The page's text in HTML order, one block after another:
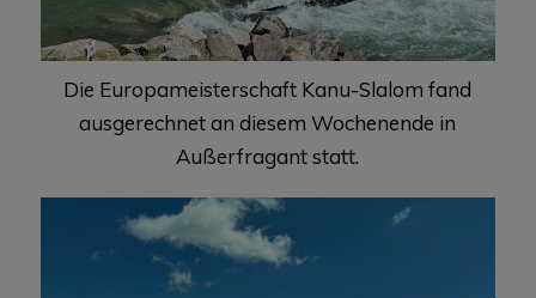
Die Europameisterschaft Kanu-Slalom fand
ausgerechnet an diesem Wochenende in
Außerfragant statt.